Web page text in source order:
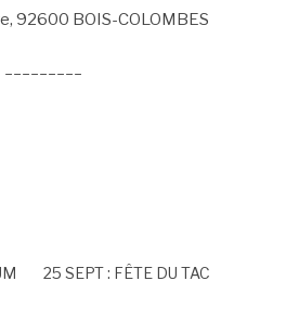
92600 BOIS-COLOMBES
25 SEPT : FÊTE DU TAC